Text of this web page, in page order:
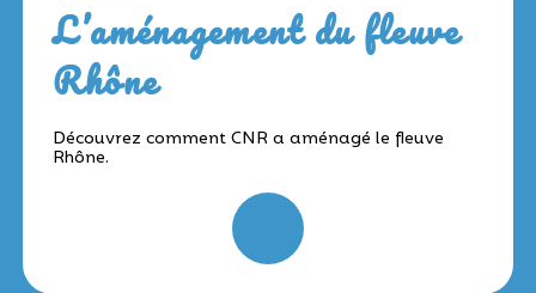
L’aménagement du fleuve
Rhône
Découvrez comment CNR a aménagé le fleuve
Rhône.